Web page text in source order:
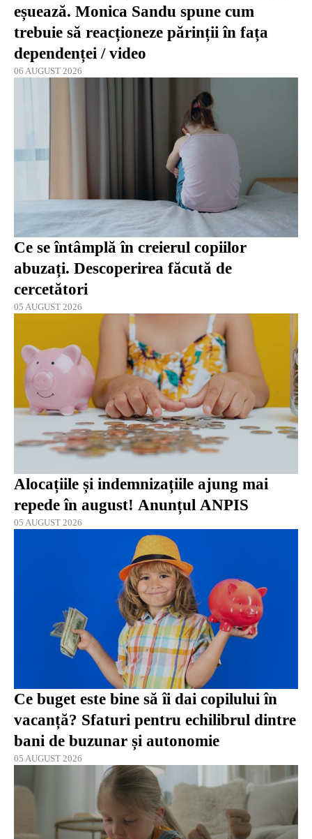
eșuează. Monica Sandu spune cum
trebuie să reacționeze părinții în fața
dependenței / video
06 AUGUST 2026
Ce se întâmplă în creierul copiilor
abuzați. Descoperirea făcută de
cercetători
05 AUGUST 2026
Alocațiile și indemnizațiile ajung mai
repede în august! Anunțul ANPIS
05 AUGUST 2026
Ce buget este bine să îi dai copilului în
vacanță? Sfaturi pentru echilibrul dintre
bani de buzunar și autonomie
05 AUGUST 2026